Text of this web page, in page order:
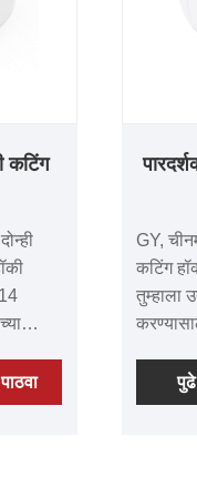
आमच्या
सामील व्हा. उत्कृष्ट हॉकी व्हिझर्ससाठी
विश्वासू
आज GY
कटिंग
आमचे
GY,
कटिंग
तुम्हाला
स्तरीय
मागे
पुढे